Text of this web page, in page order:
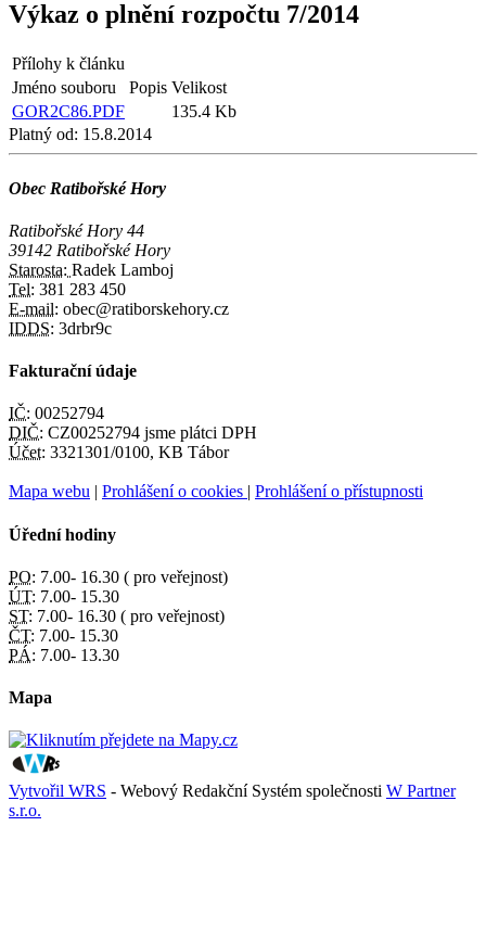
Výkaz o plnění rozpočtu 7/2014
Přílohy k článku
Jméno souboru
Popis Velikost
GOR2C86.PDF
135.4 Kb
Platný od: 15.8.2014
Obec Ratibořské Hory
Ratibořské Hory 44
39142 Ratibořské Hory
Starosta: Radek Lamboj
Tel: 381 283 450
E-mail: obec@ratiborskehory.cz
IDDS: 3drbr9c
Fakturační údaje
IČ: 00252794
DIČ: CZ00252794 jsme plátci DPH
Účet: 3321301/0100, KB Tábor
Mapa webu | Prohlášení o cookies | Prohlášení o přístupnosti
Úřední hodiny
PO: 7.00- 16.30 ( pro veřejnost)
ÚT: 7.00- 15.30
ST: 7.00- 16.30 ( pro veřejnost)
ČT: 7.00- 15.30
PÁ: 7.00- 13.30
Mapa
Vytvořil WRS - Webový Redakční Systém společnosti W Partner
s.r.o.